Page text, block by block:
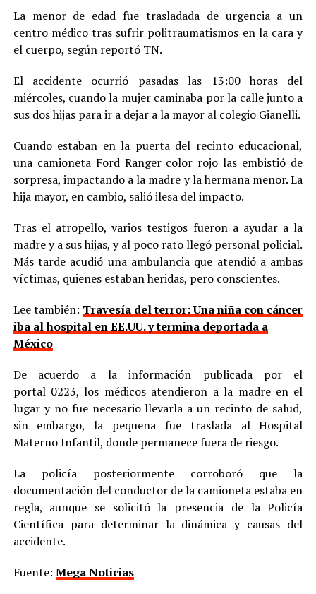
La menor de edad fue trasladada de urgencia a un
centro médico tras sufrir politraumatismos en la cara y
el cuerpo, según reportó TN.
El accidente ocurrió pasadas las 13:00 horas del
miércoles, cuando la mujer caminaba por la calle junto a
sus dos hijas para ir a dejar a la mayor al colegio Gianelli.
Cuando estaban en la puerta del recinto educacional,
una camioneta Ford Ranger color rojo las embistió de
sorpresa, impactando a la madre y la hermana menor. La
hija mayor, en cambio, salió ilesa del impacto.
Tras el atropello, varios testigos fueron a ayudar a la
madre y a sus hijas, y al poco rato llegó personal policial.
Más tarde acudió una ambulancia que atendió a ambas
víctimas, quienes estaban heridas, pero conscientes.
Lee también: Travesía del terror: Una niña con cáncer
iba al hospital en EE.UU. y termina deportada a
México
De acuerdo a la información publicada por el
portal 0223, los médicos atendieron a la madre en el
lugar y no fue necesario llevarla a un recinto de salud,
sin embargo, la pequeña fue traslada al Hospital
Materno Infantil, donde permanece fuera de riesgo.
La policía posteriormente corroboró que la
documentación del conductor de la camioneta estaba en
regla, aunque se solicitó la presencia de la Policía
Científica para determinar la dinámica y causas del
accidente.
Fuente: Mega Noticias